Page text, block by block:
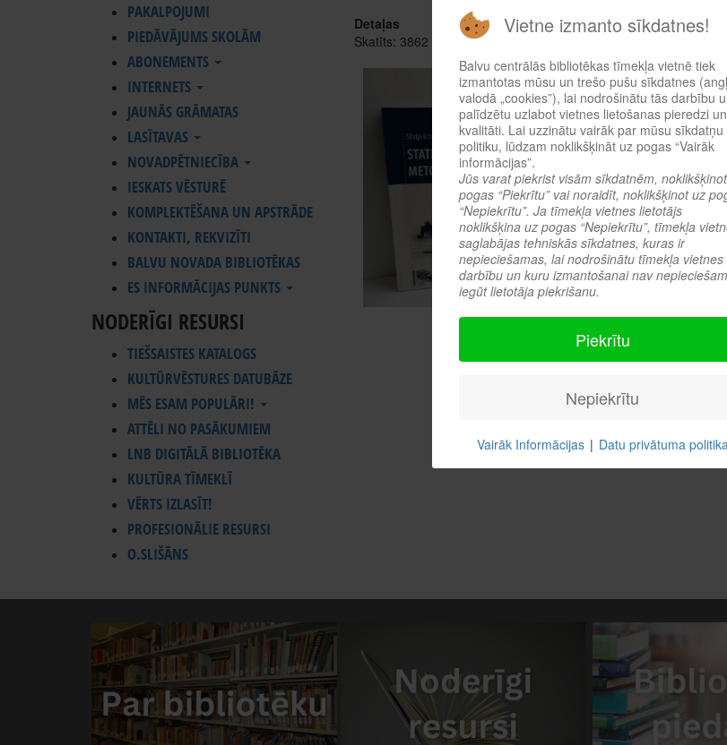
PAKALPOJUMI
PIEDĀVĀJUMS SKOLĀM
ABONEMENTS
INTERNETS
JAUNĀS GRĀMATAS
LASĪTAVAS
NOVADPĒTNIECĪBA
IESKATS VĒSTURĒ
KOMPLEKTĒŠANA UN APSTRĀDE
KONTAKTI, REKVIZĪTI
BALVU NOVADA BIBLIOTĒKAS
ES INFORMĀCIJAS PUNKTS
NODERĪGI RESURSI
TIEŠSAISTES KATALOGS
KULTŪRVĒSTURES DATUBĀZE
MĒS ESAM POPULĀRI!
ATTĒLI NO PASĀKUMIEM
LNB DIGITĀLĀ BIBLIOTĒKA
KULTŪRA TĪMEKLĪ
VĒRTS IZLASĪT!
PROFESIONĀLIE RESURSI
O.SLIŠĀNS
Detaļas
Skatīts: 3862
Autors: Silvija Kristapsone
Grāmata “Statistiskās
jautājumu) pierādīšanai
apskatītās metodes ar
SPSSprogrammā, kas
programmās, kas nav tieši
Apskatīt tiešsaistes katalogā
Iepriekšējā
Vietne izmanto sīkdatnes!
Balvu centrālās bibliotēkas tīmekļa vietnē tiek
izmantotas mūsu un trešo pušu sīkdatnes
valodā „cookies”), lai nodrošinātu tās darbību
palīdzētu uzlabot vietnes lietošanas pieredzi un
kvalitāti. Lai uzzinātu vairāk par mūsu sīkdatņu
politiku, lūdzam noklikšķināt uz pogas “Vairāk
informācijas”.
Jūs varat piekrist visām sīkdatnēm,
pogas “Piekrītu” vai noraidīt, noklikšķinot uz
“Nepiekrītu”. Ja tīmekļa vietnes lietotājs
noklikšķina uz pogas “Nepiekrītu”, tīmekļa
saglabājas tehniskās sīkdatnes, kuras ir
nepieciešamas, lai nodrošinātu tīmekļa vietnes
darbību un kuru izmantošanai nav
iegūt lietotāja piekrišanu.
Piekrītu
Nepiekrītu
Vairāk Informācijas | Datu privātuma politika